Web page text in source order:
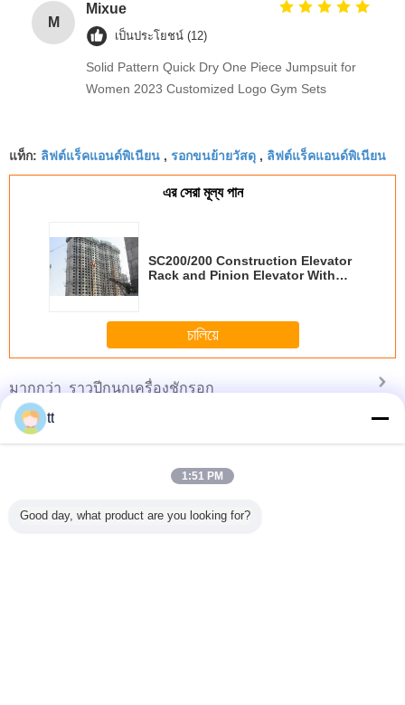
M
Mixue
เป็นประโยชน์ (12)
Solid Pattern Quick Dry One Piece Jumpsuit for
Women 2023 Customized Logo Gym Sets
แท็ก: ลิฟต์แร็คแอนด์พิเนียน , รอกขนย้ายวัสดุ , ลิฟต์แร็คแอนด์พิเนียน
এর সেরা মূল্য পান
SC200/200 Construction Elevator
Rack and Pinion Elevator With
চালিয়ে
มากกว่า ราวปีกนกเครื่องชักรอก
and
Helical Gears /
แพลตฟอร์มเรือแจว
tt
1:51 PM
Good day, what product are you looking for?